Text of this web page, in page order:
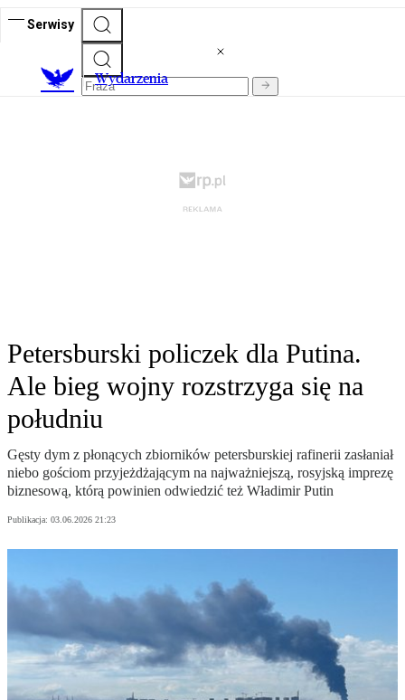
Serwisy
Wydarzenia
Petersburski policzek dla Putina.
Ale bieg wojny rozstrzyga się na
południu
Gęsty dym z płonących zbiorników petersburskiej rafinerii zasłaniał
niebo gościom przyjeżdżającym na najważniejszą, rosyjską imprezę
biznesową, którą powinien odwiedzić też Władimir Putin
Publikacja: 03.06.2026 21:23